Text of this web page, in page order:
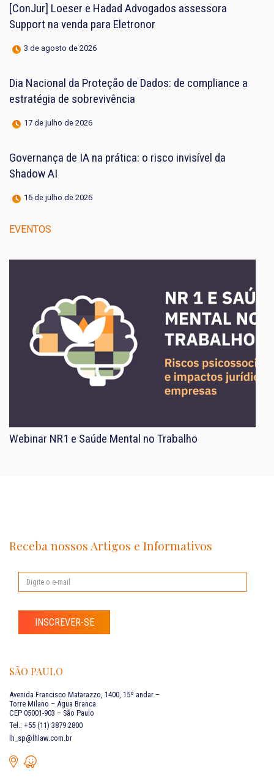
[ConJur] Loeser e Hadad Advogados assessora
Support na venda para Eletronor
3 de agosto de 2026
Dia Nacional da Proteção de Dados: de compliance a
estratégia de sobrevivência
17 de julho de 2026
Governança de IA na prática: o risco invisível da
Shadow AI
16 de julho de 2026
EVENTOS
Webinar NR1 e Saúde Mental no Trabalho
Receba nossos Artigos e Informativos
INSCREVER-SE
SÃO PAULO
Avenida Francisco Matarazzo, 1400, 15º andar –
Torre Milano – Água Branca
CEP 05001-903 – São Paulo
Tel.: +55 (11) 3879 2800
lh_sp@lhlaw.com.br